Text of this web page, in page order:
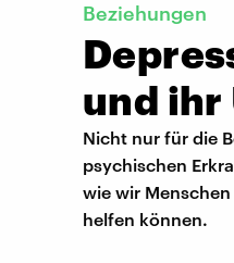
Beziehungen
und ihr
Nicht nur für die
psychischen
wie wir
helfen können.